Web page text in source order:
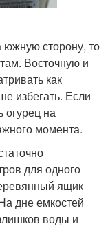
сторону, то
Восточную и
как
избегать. Если
огурец на
момента.
для одного
ящик
дне емкостей
воды и